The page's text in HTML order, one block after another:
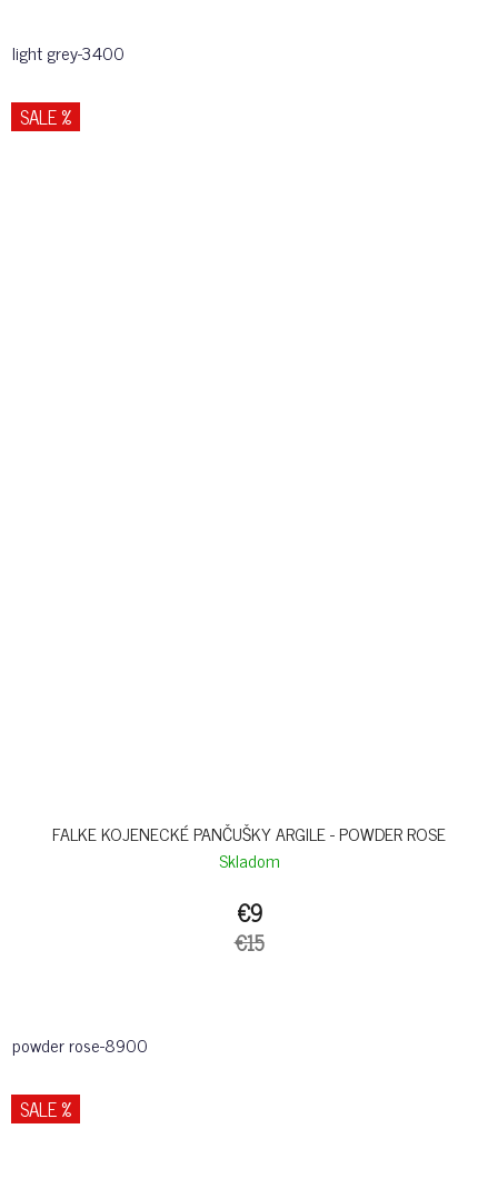
light grey-3400
SALE %
FALKE KOJENECKÉ PANČUŠKY ARGILE - POWDER ROSE
Skladom
€9
€15
powder rose-8900
SALE %